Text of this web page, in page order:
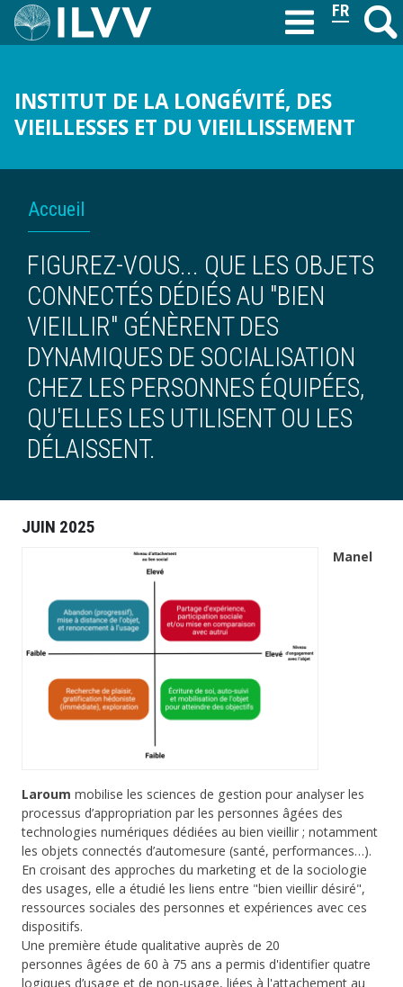
Aller
au
M
INSTITUT DE LA LONGÉVITÉ, DES
VIEILLESSES ET DU VIEILLISSEMENT
T
FIL
D'ARIANE
Accueil
FIGUREZ-VOUS... QUE LES OBJETS
CONNECTÉS DÉDIÉS AU "BIEN
VIEILLIR" GÉNÈRENT DES
DYNAMIQUES DE SOCIALISATION
CHEZ LES PERSONNES ÉQUIPÉES,
QU'ELLES LES UTILISENT OU LES
DÉLAISSENT.
JUIN 2025
Manel
Laroum mobilise les sciences de gestion pour analyser les
processus d’appropriation par les personnes âgées des
technologies numériques dédiées au bien vieillir ; notamment
les objets connectés d’automesure (santé, performances…).
En croisant des approches du marketing et de la sociologie
des usages, elle a étudié les liens entre "bien vieillir désiré",
ressources sociales des personnes et expériences avec ces
dispositifs.
Une première étude qualitative auprès de 20
personnes âgées de 60 à 75 ans a permis d'identifier quatre
logiques d’usage et de non-usage, liées à l'attachement au
FRANÇAIS